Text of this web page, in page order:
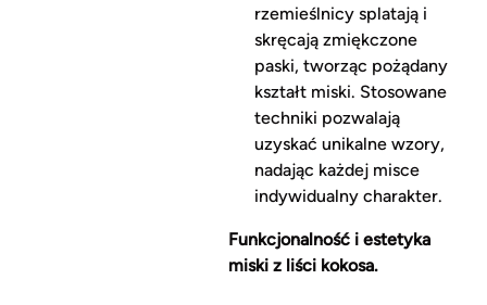
rzemieślnicy splatają i
skręcają zmiękczone
paski, tworząc pożądany
kształt miski. Stosowane
techniki pozwalają
uzyskać unikalne wzory,
nadając każdej misce
indywidualny charakter.
Funkcjonalność i estetyka
miski z liści kokosa.